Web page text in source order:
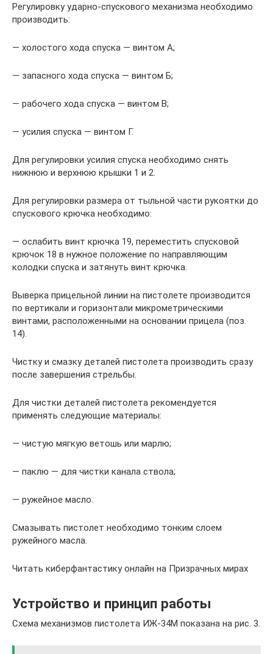
Регулировку ударно-спускового механизма необходимо
производить:
— холостого хода спуска — винтом А;
— запасного хода спуска — винтом Б;
— рабочего хода спуска — винтом В;
— усилия спуска — винтом Г.
Для регулировки усилия спуска необходимо снять
нижнюю и верхнюю крышки 1 и 2.
Для регулировки размера от тыльной части рукоятки до
спускового крючка необходимо:
— ослабить винт крючка 19, переместить спусковой
крючок 18 в нужное положение по направляющим
колодки спуска и затянуть винт крючка.
Выверка прицельной линии на пистолете производится
по вертикали и горизонтали микрометрическими
винтами, расположенными на основании прицела (поз.
14).
Чистку и смазку деталей пистолета производить сразу
после завершения стрельбы.
Для чистки деталей пистолета рекомендуется
применять следующие материалы:
— чистую мягкую ветошь или марлю;
— паклю — для чистки канала ствола;
— ружейное масло.
Смазывать пистолет необходимо тонким слоем
ружейного масла.
Читать киберфантастику онлайн на Призрачных мирах
Устройство и принцип работы
Схема механизмов пистолета ИЖ-34М показана на рис. 3.